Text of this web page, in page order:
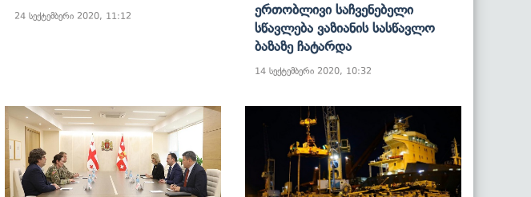
24 სექტემბერი 2020, 11:12
Ერთობლივი Საჩვენებელი
Სწავლება Ვაზიანის Სასწავლო
Ბაზაზე Ჩატარდა
14 სექტემბერი 2020, 10:32